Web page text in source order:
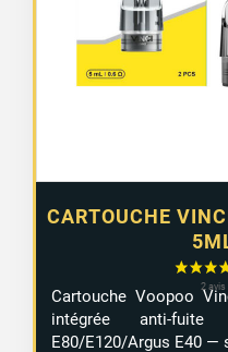
CARTOUCHE
Cartouche Voopoo
intégrée anti-
E80/E120/Argus E40 —